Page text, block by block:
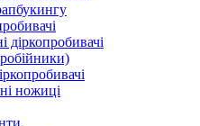
діркопробивачі
ножиці